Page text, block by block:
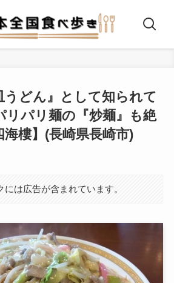
うどん』として知られて
リパリ麺の『炒麺』も絶
海樓】(長崎県長崎市)
には広告が含まれています。